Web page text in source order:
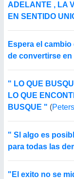
ADELANTE , LA
EN SENTIDO
Espera el
de convertirse
" LO QUE
LO QUE
BUSQUE " (
" Sl algo es
para todas las
"El exito no se